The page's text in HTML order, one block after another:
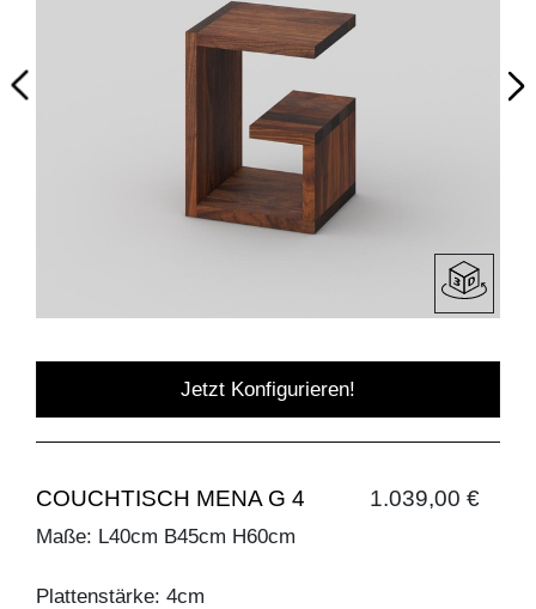
Jetzt Konfigurieren!
COUCHTISCH MENA G 4 1.039,00 €
Maße: L40cm B45cm H60cm
Plattenstärke: 4cm